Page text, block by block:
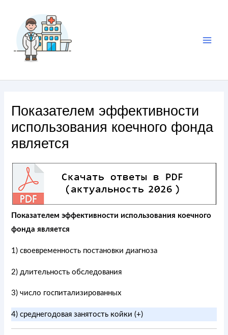
Показателем эффективности
использования коечного фонда
является
Показателем эффективности использования коечного
фонда является
1) своевременность постановки диагноза
2) длительность обследования
3) число госпитализированных
4) среднегодовая занятость койки (+)